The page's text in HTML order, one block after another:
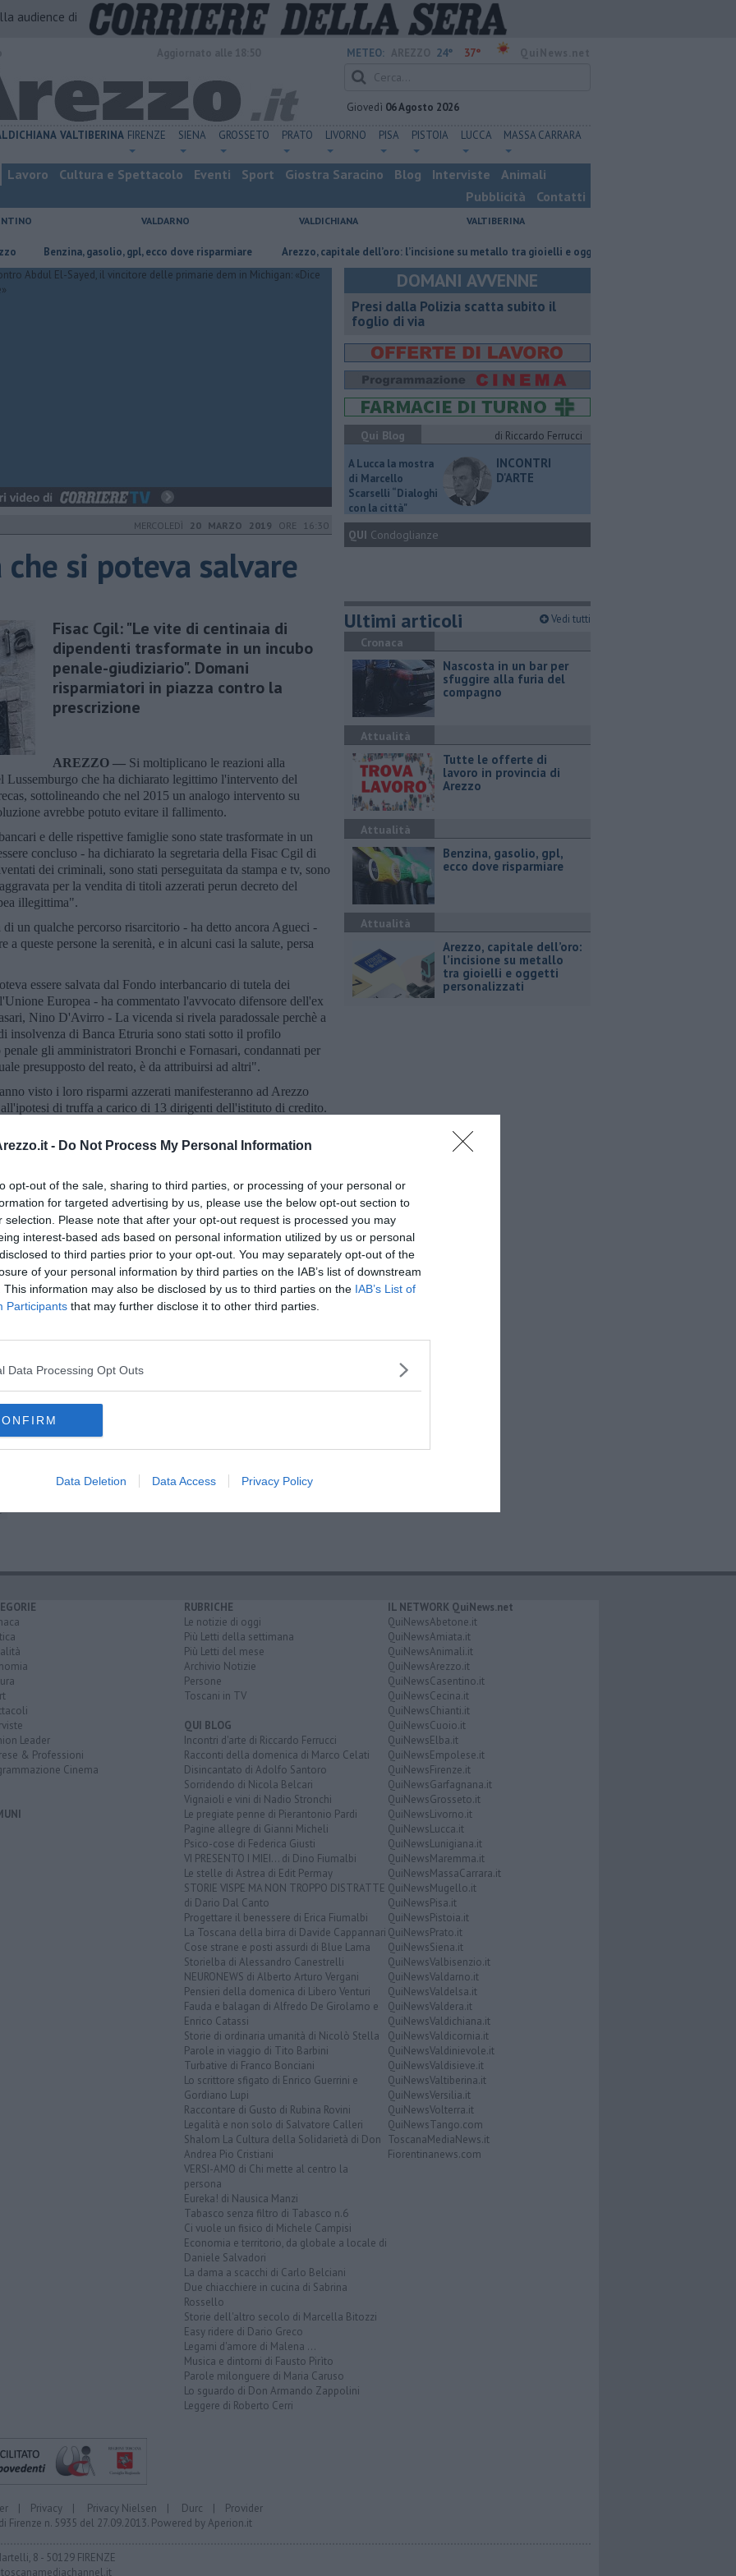
- Do Not Process My Personal Information
opt-out of the sale, sharing to third parties, or processing of your personal or
for targeted advertising by us, please use the below opt-out section to
selection. Please note that after your opt-out request is processed you may
interest-based ads based on personal information utilized by us or personal
to third parties prior to your opt-out. You may separately opt-out of the
of your personal information by third parties on the IAB’s list of downstream
This information may also be disclosed by us to third parties on the IAB’s List of
Participants that may further disclose it to other third parties.
Data Processing Opt Outs
Data Deletion Data Access Privacy Policy
audience di
METEO: 24° 37°
Giovedì 06 Agosto 2026
VALTIBERINA FIRENZE SIENA GROSSETO PRATO LIVORNO PISA PISTOIA LUCCA MASSA CARRARA
Lavoro Cultura e Spettacolo Eventi Sport Giostra Saracino Blog Interviste
Animali
Pubblicità
Contatti
VALDARNO VALDICHIANA VALTIBERINA
gasolio, gpl, ecco dove risparmiare Arezzo, capitale dell’oro: l’incisione su metallo tra gioielli e oggetti personalizzati
MERCOLEDÌ 20 MARZO 2019 ORE 16:30
si poteva salvare
Fisac Cgil: "Le vite di centinaia di
dipendenti trasformate in un incubo
penale-giudiziario". Domani
risparmiatori in piazza contro la
prescrizione
AREZZO — Si moltiplicano le reazioni alla
Lussemburgo che ha dichiarato legittimo l'intervento del
sottolineando che nel 2015 un analogo intervento su
avrebbe potuto evitare il fallimento.
e delle rispettive famiglie sono state trasformate in un
concluso - ha dichiarato la segretaria della Fisac Cgil di
dei criminali, sono stati perseguitata da stampa e tv, sono
per la vendita di titoli azzerati perun decreto del
illegittima".
un qualche percorso risarcitorio - ha detto ancora Agueci -
a queste persone la serenità, e in alcuni casi la salute, persa
essere salvata dal Fondo interbancario di tutela dei
Europea - ha commentato l'avvocato difensore dell'ex
Nino D'Avirro - La vicenda si rivela paradossale perchè a
insolvenza di Banca Etruria sono stati sotto il profilo
gli amministratori Bronchi e Fornasari, condannati per
presupposto del reato, è da attribuirsi ad altri".
visto i loro risparmi azzerati manifesteranno ad Arezzo
di truffa a carico di 13 dirigenti dell'istituto di credito.
del tribunale di Arezzo che avrebbe dovuto decidere è
di riorganizzazione - spiegano i risparmiatori - Ma ora la
iscriviti alla
Newsletter QUInews - ToscanaMedia.
nella tua casella di posta.
insolvenza bronchi reato bancarotta
truffa
DOMANI AVVENNE
Presi dalla Polizia scatta subito il
foglio di via
Qui Blog
di Riccardo Ferrucci
A Lucca la mostra
di Marcello
Scarselli “Dialoghi
con la città"
INCONTRI
D'ARTE
QUI Condoglianze
Ultimi articoli Vedi tutti
Cronaca
Nascosta in un bar per
sfuggire alla furia del
compagno
Attualità
​Tutte le offerte di
lavoro in provincia di
Arezzo
Attualità
​Benzina, gasolio, gpl,
ecco dove risparmiare
Attualità
Arezzo, capitale dell’oro:
l’incisione su metallo
tra gioielli e oggetti
personalizzati
Leader
& Professioni
Cinema
RUBRICHE
Le notizie di oggi
Più Letti della settimana
Più Letti del mese
Archivio Notizie
Persone
Toscani in TV
QUI BLOG
Incontri d'arte di Riccardo Ferrucci
Racconti della domenica di Marco Celati
Disincantato di Adolfo Santoro
Sorridendo di Nicola Belcari
Vignaioli e vini di Nadio Stronchi
Le pregiate penne di Pierantonio Pardi
Pagine allegre di Gianni Micheli
Psico-cose di Federica Giusti
VI PRESENTO I MIEI... di Dino Fiumalbi
Le stelle di Astrea di Edit Permay
STORIE VISPE MA NON TROPPO DISTRATTE
di Dario Dal Canto
Progettare il benessere di Erica Fiumalbi
La Toscana della birra di Davide Cappannari
Cose strane e posti assurdi di Blue Lama
Storielba di Alessandro Canestrelli
NEURONEWS di Alberto Arturo Vergani
Pensieri della domenica di Libero Venturi
Fauda e balagan di Alfredo De Girolamo e
Enrico Catassi
Storie di ordinaria umanità di Nicolò Stella
Parole in viaggio di Tito Barbini
Turbative di Franco Bonciani
Lo scrittore sfigato di Enrico Guerrini e
Gordiano Lupi
Raccontare di Gusto di Rubina Rovini
Legalità e non solo di Salvatore Calleri
Shalom La Cultura della Solidarietà di Don
Andrea Pio Cristiani
VERSI-AMO di Chi mette al centro la
persona
Eureka! di Nausica Manzi
Tabasco senza filtro di Tabasco n.6
Ci vuole un fisico di Michele Campisi
Economia e territorio, da globale a locale di
Daniele Salvadori
La dama a scacchi di Carlo Belciani
Due chiacchiere in cucina di Sabrina
Rossello
Storie dell'altro secolo di Marcella Bitozzi
Easy ridere di Dario Greco
Legami d'amore di Malena ...
Musica e dintorni di Fausto Pirìto
Parole milonguere di Maria Caruso
Lo sguardo di Don Armando Zappolini
Leggere di Roberto Cerri
IL NETWORK QuiNews.net
QuiNewsAbetone.it
QuiNewsAmiata.it
QuiNewsAnimali.it
QuiNewsArezzo.it
QuiNewsCasentino.it
QuiNewsCecina.it
QuiNewsChianti.it
QuiNewsCuoio.it
QuiNewsElba.it
QuiNewsEmpolese.it
QuiNewsFirenze.it
QuiNewsGarfagnana.it
QuiNewsGrosseto.it
QuiNewsLivorno.it
QuiNewsLucca.it
QuiNewsLunigiana.it
QuiNewsMaremma.it
QuiNewsMassaCarrara.it
QuiNewsMugello.it
QuiNewsPisa.it
QuiNewsPistoia.it
QuiNewsPrato.it
QuiNewsSiena.it
QuiNewsValbisenzio.it
QuiNewsValdarno.it
QuiNewsValdelsa.it
QuiNewsValdera.it
QuiNewsValdichiana.it
QuiNewsValdicornia.it
QuiNewsValdinievole.it
QuiNewsValdisieve.it
QuiNewsValtiberina.it
QuiNewsVersilia.it
QuiNewsVolterra.it
QuiNewsTango.com
ToscanaMediaNews.it
Fiorentinanews.com
| Privacy | Privacy Nielsen | Durc | Provider
n. 5935 del 27.09.2013. Powered byAperion.it
8 - 50129 FIRENZE